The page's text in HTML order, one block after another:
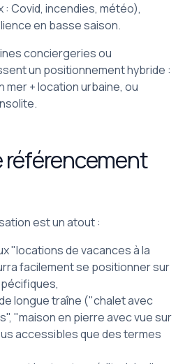
: Covid, incendies, météo),
en basse saison.
conciergeries ou
un positionnement hybride :
mer + location urbaine, ou
référencement
est un atout :
"locations de vacances à la
facilement se positionner sur
longue traîne ("chalet avec
"maison en pierre avec vue sur
accessibles que des termes